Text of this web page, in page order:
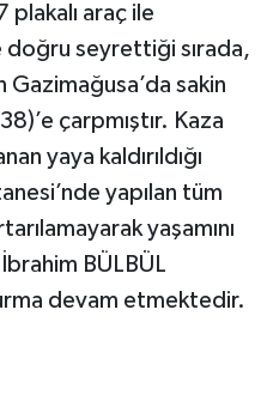
araç ile
doğru seyrettiği sırada,
sakin
çarpmıştır. Kaza
yaya kaldırıldığı
yapılan tüm
yaşamını
BÜLBÜL
devam etmektedir.